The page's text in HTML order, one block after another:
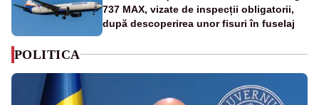
737 MAX, vizate de inspecții obligatorii,
după descoperirea unor fisuri în fuselaj
POLITICA